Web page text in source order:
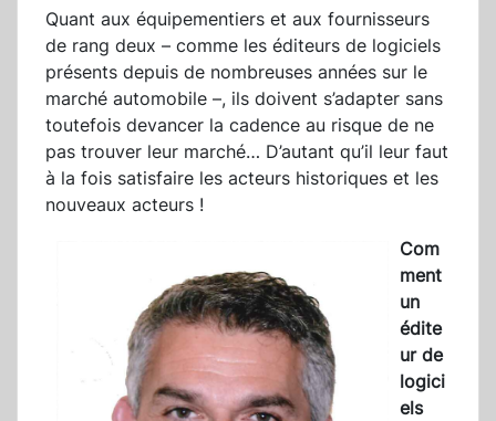
Quant aux équipementiers et aux fournisseurs
de rang deux – comme les éditeurs de logiciels
présents depuis de nombreuses années sur le
marché automobile –, ils doivent s’adapter sans
toutefois devancer la cadence au risque de ne
pas trouver leur marché… D’autant qu’il leur faut
à la fois satisfaire les acteurs historiques et les
nouveaux acteurs !
Com
ment
un
édite
ur de
logici
els